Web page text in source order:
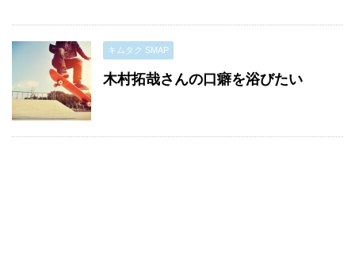
キムタク SMAP
木村拓哉さんの口癖を浴びたい